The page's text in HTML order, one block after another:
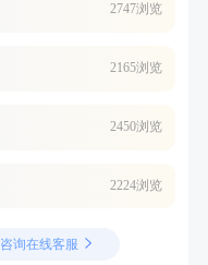
2747浏览
2165浏览
2450浏览
2224浏览
咨询在线客服